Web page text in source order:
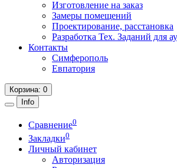
Изготовление на заказ
Замеры помещений
Проектирование, расстановка
Разработка Тех. Заданий для
Контакты
Симферополь
Евпатория
Корзина: 0
Info
Сравнение0
Закладки0
Личный кабинет
Авторизация